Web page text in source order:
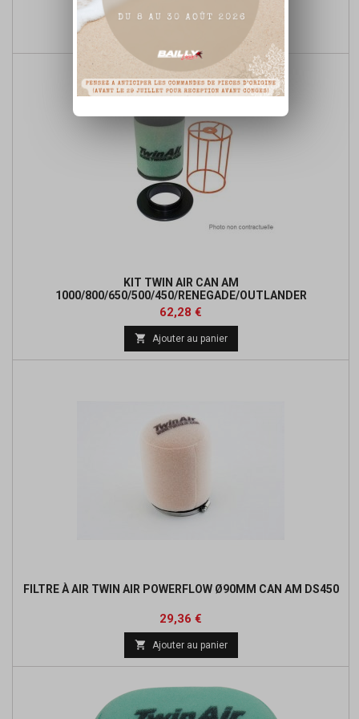
de
base
KIT TWIN AIR CAN AM
1000/800/650/500/450/RENEGADE/OUTLANDER
Prix
62,28 €
base
 Ajouter au panier
FILTRE À AIR TWIN AIR POWERFLOW Ø90MM CAN AM DS450
Prix
29,36 €
base
 Ajouter au panier